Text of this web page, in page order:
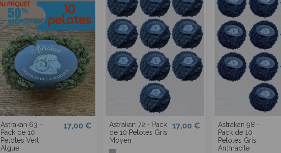
Astrakan 63 -
Pack de 10
Pelotes Vert
Algue
17,00 €
Astrakan 72 - Pack
de 10 Pelotes Gris
Moyen
17,00 €
Astrakan 98 -
Pack de 10
Pelotes Gris
Anthracite